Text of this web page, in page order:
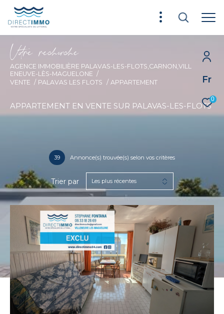
Fr
0
Vore recece
AGENCE IMMOBILIÈRE PALAVAS-LES-FLOTS,CARNON,VILL
ENEUVE-LÈS-MAGUELONE
VENTE
PALAVAS LES FLOTS APPARTEMENT
APPARTEMENT EN VENTE SUR PALAVAS-LES-FLOTS
39 Annonce(s) trouvée(s) selon vos critères
Trier par Les plus récentes